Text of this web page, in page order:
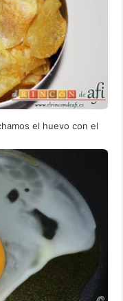
el huevo con el